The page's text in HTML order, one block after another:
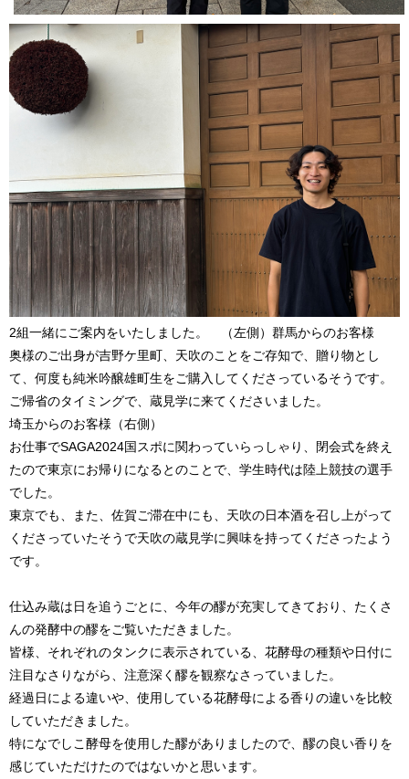
2組一緒にご案内をいたしました。 （左側）群馬からのお客様
奥様のご出身が吉野ケ里町、天吹のことをご存知で、贈り物とし
て、何度も純米吟醸雄町生をご購入してくださっているそうです。
ご帰省のタイミングで、蔵見学に来てくださいました。
埼玉からのお客様（右側）
お仕事でSAGA2024国スポに関わっていらっしゃり、閉会式を終え
たので東京にお帰りになるとのことで、学生時代は陸上競技の選手
でした。
東京でも、また、佐賀ご滞在中にも、天吹の日本酒を召し上がって
くださっていたそうで天吹の蔵見学に興味を持ってくださったよう
です。
仕込み蔵は日を追うごとに、今年の醪が充実してきており、たくさ
んの発酵中の醪をご覧いただきました。
皆様、それぞれのタンクに表示されている、花酵母の種類や日付に
注目なさりながら、注意深く醪を観察なさっていました。
経過日による違いや、使用している花酵母による香りの違いを比較
していただきました。
特になでしこ酵母を使用した醪がありましたので、醪の良い香りを
感じていただけたのではないかと思います。